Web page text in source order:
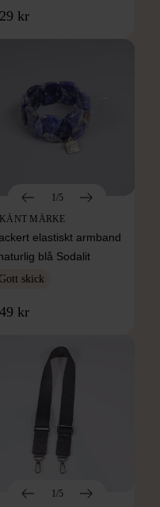
kr
1/5
MÄRKE
elastiskt armband
blå Sodalit
skick
kr
1/5